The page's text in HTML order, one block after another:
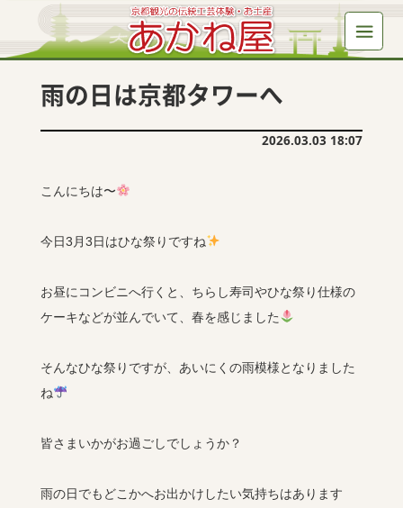
雨の日は京都タワーへ
2026.03.03 18:07
こんにちは〜
今日3月3日はひな祭りですね
お昼にコンビニへ行くと、ちらし寿司やひな祭り仕様の
ケーキなどが並んでいて、春を感じました
そんなひな祭りですが、あいにくの雨模様となりました
ね
皆さまいかがお過ごしでしょうか？
雨の日でもどこかへお出かけしたい気持ちはあります